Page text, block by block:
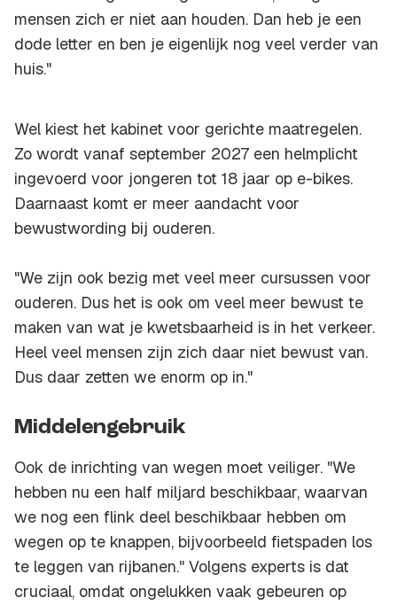
mensen zich er niet aan houden. Dan heb je een
dode letter en ben je eigenlijk nog veel verder van
huis."
Wel kiest het kabinet voor gerichte maatregelen.
Zo wordt vanaf september 2027 een helmplicht
ingevoerd voor jongeren tot 18 jaar op e-bikes.
Daarnaast komt er meer aandacht voor
bewustwording bij ouderen.
"We zijn ook bezig met veel meer cursussen voor
ouderen. Dus het is ook om veel meer bewust te
maken van wat je kwetsbaarheid is in het verkeer.
Heel veel mensen zijn zich daar niet bewust van.
Dus daar zetten we enorm op in."
Middelengebruik
Ook de inrichting van wegen moet veiliger. "We
hebben nu een half miljard beschikbaar, waarvan
we nog een flink deel beschikbaar hebben om
wegen op te knappen, bijvoorbeeld fietspaden los
te leggen van rijbanen." Volgens experts is dat
cruciaal, omdat ongelukken vaak gebeuren op